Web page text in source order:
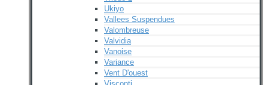
Ukiyo
Vallees Suspendues
Valombreuse
Valvidia
Vanoise
Variance
Vent D'ouest